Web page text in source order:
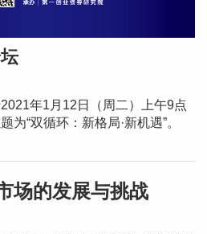
年1月12日（周二）上午9点
为“双循环：新格局·新机遇”。
场的发展与挑战